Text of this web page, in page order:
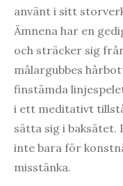
använt i sitt
Ämnena har en
och sträcker sig
målargubbes
finstämda
i ett meditativt
sätta sig i
inte bara för
misstänka.